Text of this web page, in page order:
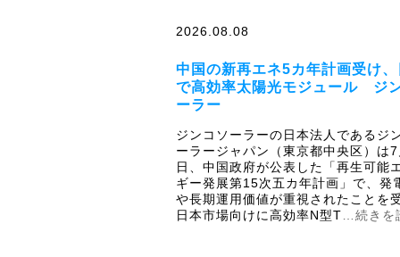
2026.08.08
中国の新再エネ5カ年計画受け
で高効率太陽光モジュール ジ
ーラー
ジンコソーラーの日本法人であるジ
ーラージャパン（東京都中央区）は
日、中国政府が公表した「再生可能
ギー発展第15次五カ年計画」で、発
や長期運用価値が重視されたことを受
日本市場向けに高効率N型T …続きを